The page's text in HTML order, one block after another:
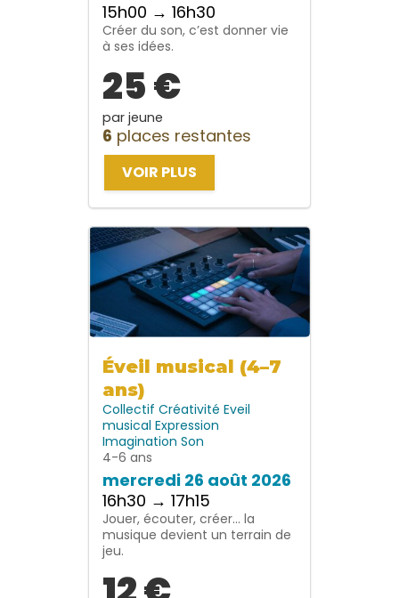
15h00 → 16h30
Créer du son, c’est donner vie
à ses idées.
25 €
par jeune
6 places restantes
VOIR PLUS
Éveil musical (4–7
ans)
Collectif Créativité Eveil
musical Expression
Imagination Son
4-6 ans
mercredi 26 août 2026
16h30 → 17h15
Jouer, écouter, créer… la
musique devient un terrain de
jeu.